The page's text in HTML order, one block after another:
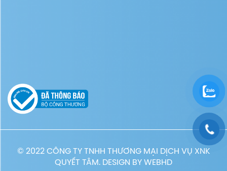
© 2022 CÔNG TY TNHH THƯƠNG MẠI DỊCH VỤ XNK
QUYẾT TÂM. DESIGN BYWEBHD